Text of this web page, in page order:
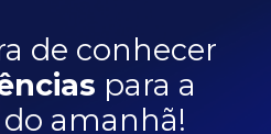
de conhecer
para a
amanhã!